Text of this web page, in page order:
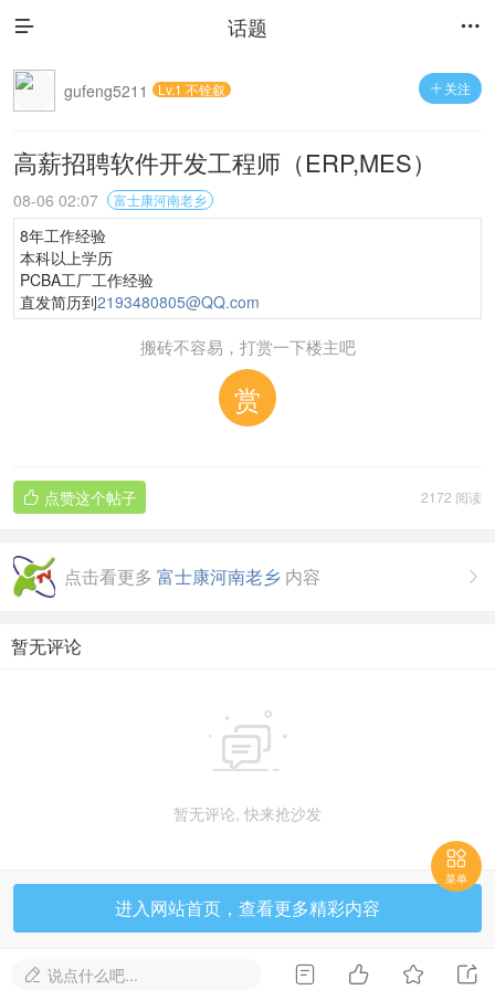
 话题 
 关注
gufeng5211 Lv.1 不铨叙
高薪招聘软件开发工程师（ERP,MES）
08-06 02:07 富士康河南老乡
8年工作经验
本科以上学历
PCBA工厂工作经验
直发简历到2193480805@QQ.com
搬砖不容易，打赏一下楼主吧
赏
2172 阅读
 点赞这个帖子

点击看更多 富士康河南老乡 内容
暂无评论

暂无评论, 快来抢沙发
进入网站首页，查看更多精彩内容

菜单
 说点什么吧...    